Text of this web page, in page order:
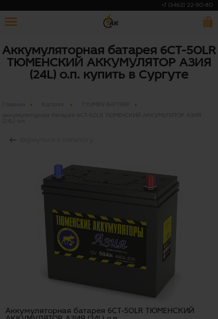
+7 (3462) 22-90-80
Аккумуляторная батарея 6СТ-50LR
ТЮМЕНСКИЙ АККУМУЛЯТОР AЗИЯ
(24L) о.п. купить в Сургуте
Главная
TYUMEN BATTERY
аккумуляторная батарея 6СТ-50LR ТЮМЕНСКИЙ АККУМУЛЯТОР AЗИЯ
(24L) о.п.
Аккумуляторная батарея 6СТ-50LR ТЮМЕНСКИЙ